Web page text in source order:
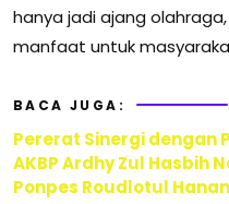
hanya jadi ajang
manfaat untuk
BACA JUGA:
Pererat Sinergi dengan
AKBP Ardhy Zul Hasbih
Ponpes Roudlotul Hanan